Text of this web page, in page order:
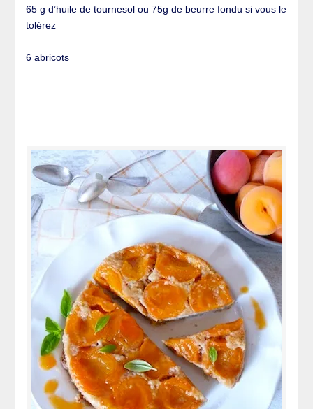
65 g d’huile de tournesol ou 75g de beurre fondu si vous le
tolérez
6 abricots